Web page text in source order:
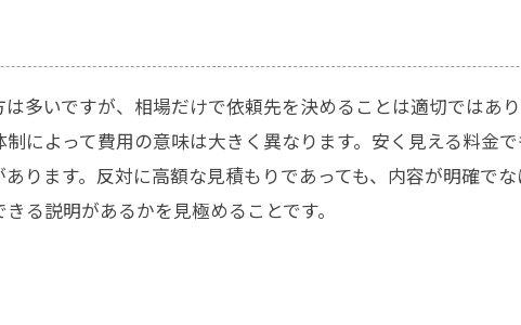
多いですが、相場だけで依頼先を決めることは適切ではあ
によって費用の意味は大きく異なります。安く見える料金
ります。反対に高額な見積もりであっても、内容が明確で
る説明があるかを見極めることです。